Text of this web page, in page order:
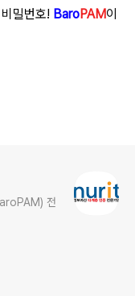
밀번호! BaroPAM이
전